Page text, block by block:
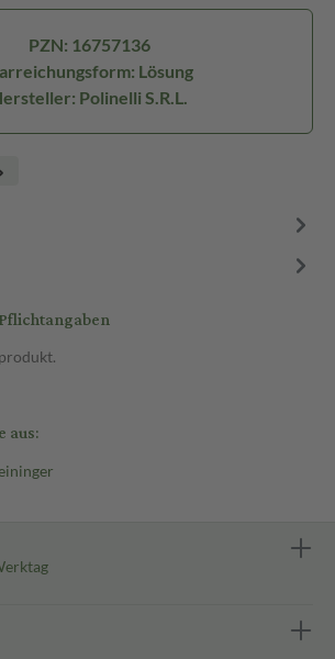
PZN: 16757136
Lösung
Polinelli S.R.L.
aus: